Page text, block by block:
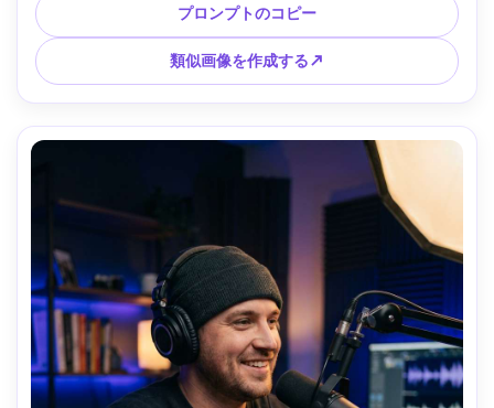
レーム、ナチュラルカラー、フォトリアルなディテール、エ
アリームード --ar 4:5
プロンプトのコピー
類似画像を作成する↗